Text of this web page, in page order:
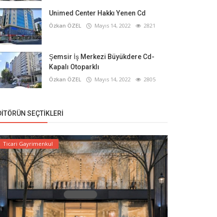
Unimed Center Hakkı Yenen Cd
Özkan ÖZEL Mayıs 14, 2022 2821
Şemsir İş Merkezi Büyükdere Cd-
Kapalı Otoparklı
Özkan ÖZEL Mayıs 14, 2022 2805
SEÇTIKLERI
Ticari Gayrimenkul